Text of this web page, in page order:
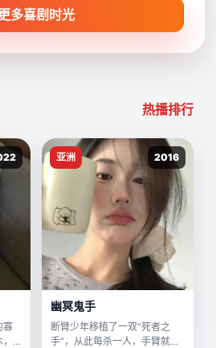
多喜剧时光
热播排行
寡
2016
亚洲
幽冥鬼手
断臂少年移植了一双“死者之
手”，从此每杀一人，手臂就会